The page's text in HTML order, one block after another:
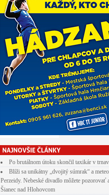
Po brutálnom útoku skončil taxikár v
Blíži sa unikátny „dvojitý súmrak“ a
Perzeidy. Nebeské divadlo môžete pozorovať
Šianec nad Hlohovcom